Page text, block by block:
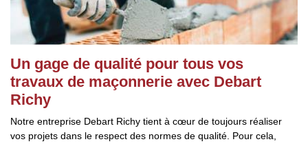
Un gage de qualité pour tous vos
travaux de maçonnerie avec Debart
Richy
Notre entreprise Debart Richy tient à cœur de toujours réaliser
vos projets dans le respect des normes de qualité. Pour cela,